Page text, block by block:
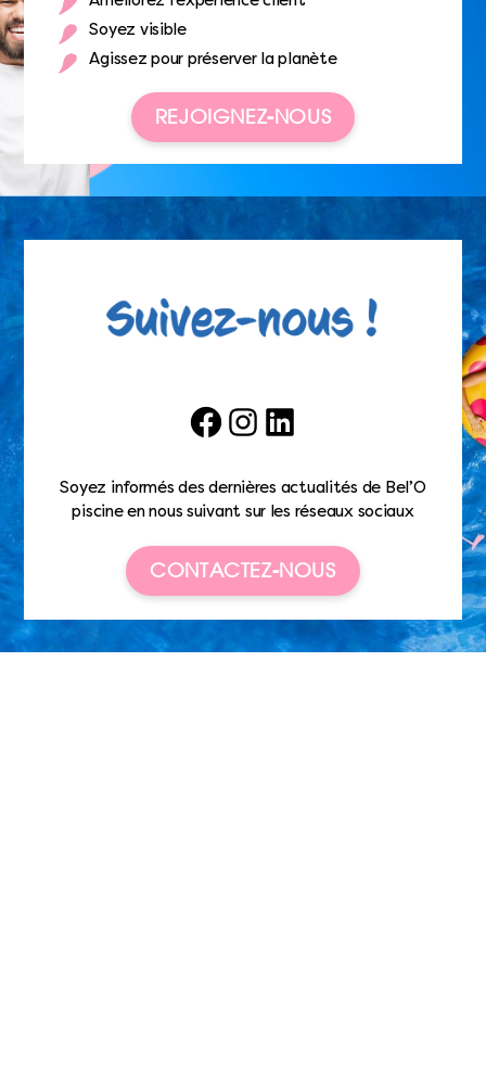
Soyez visible
Agissez pour préserver la planète
REJOIGNEZ-NOUS
FacebookInstagramLinkedIn
Soyez informés des dernières actualités de Bel’O
piscine en nous suivant sur les réseaux sociaux
CONTACTEZ-NOUS